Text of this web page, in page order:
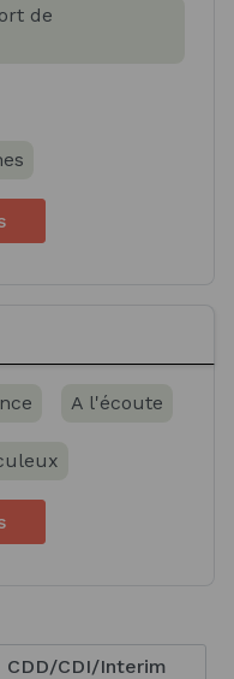
de
A l'écoute
CDD/CDI/Interim